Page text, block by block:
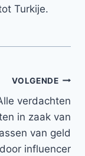
Turkije.
VOLGENDE
verdachten
in zaak van
van geld
door influencer